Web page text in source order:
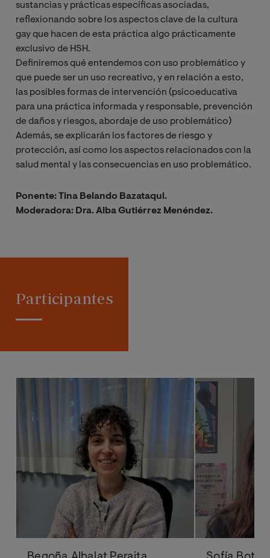
sustancias y prácticas específicas asociadas,
reflexionando sobre los aspectos clave de la cultura
gay que hacen de esta práctica algo prácticamente
exclusivo de HSH.
Definiremos qué entendemos con uso problemático y
que puede ser un uso recreativo, y en relación a esto,
las posibles formas de intervención (psicoeducativa
para una práctica informada y responsable, prevención
de daños y riesgos, abordaje de uso problemático)
Además, se explicarán los factores de riesgo y
protección, así como los aspectos relacionados con la
salud mental y las consecuencias en uso problemático.
Ponente: Tina Belando Bazataqui.
Moderadora: Dra. Alba Gutiérrez Menéndez.
Participantes